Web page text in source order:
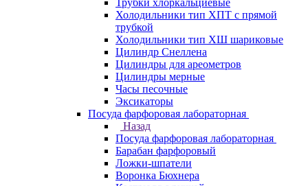
Трубки хлоркальциевые
Холодильники тип ХПТ с прямой
трубкой
Холодильники тип ХШ шариковые
Цилиндр Снеллена
Цилиндры для ареометров
Цилиндры мерные
Часы песочные
Эксикаторы
Посуда фарфоровая лабораторная
Назад
Посуда фарфоровая лабораторная
Барабан фарфоровый
Ложки-шпатели
Воронка Бюхнера